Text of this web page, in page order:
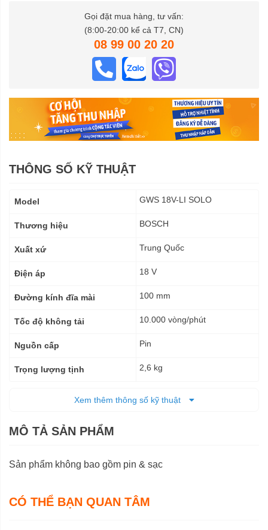
Gọi đặt mua hàng, tư vấn:
(8:00-20:00 kể cả T7, CN)
08 99 00 20 20
THÔNG SỐ KỸ THUẬT
kỹ
Model GWS 18V-LI SOLO
Thương hiệu BOSCH
Xuất xứ Trung Quốc
Điện áp 18 V
Đường kính đĩa mài 100 mm
Tốc độ không tải 10.000 vòng/phút
Nguồn cấp Pin
Trọng lượng tịnh 2,6 kg
Xem thêm thông số kỹ thuật
MÔ TẢ SẢN PHẨM
Sản phẩm không bao gồm pin & sạc
CÓ THỂ BẠN QUAN TÂM